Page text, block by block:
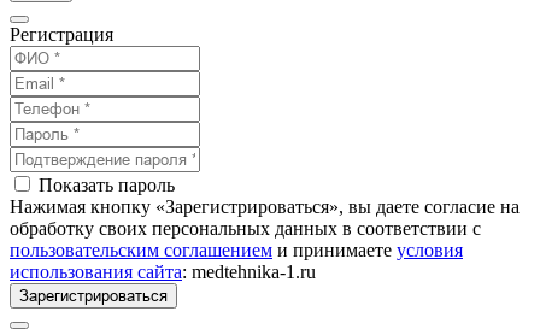
Регистрация
Показать пароль
Нажимая кнопку «Зарегистрироваться», вы даете согласие на
обработку своих персональных данных в соответствии с
пользовательским соглашением и принимаете условия
использования сайта: medtehnika-1.ru
Зарегистрироваться